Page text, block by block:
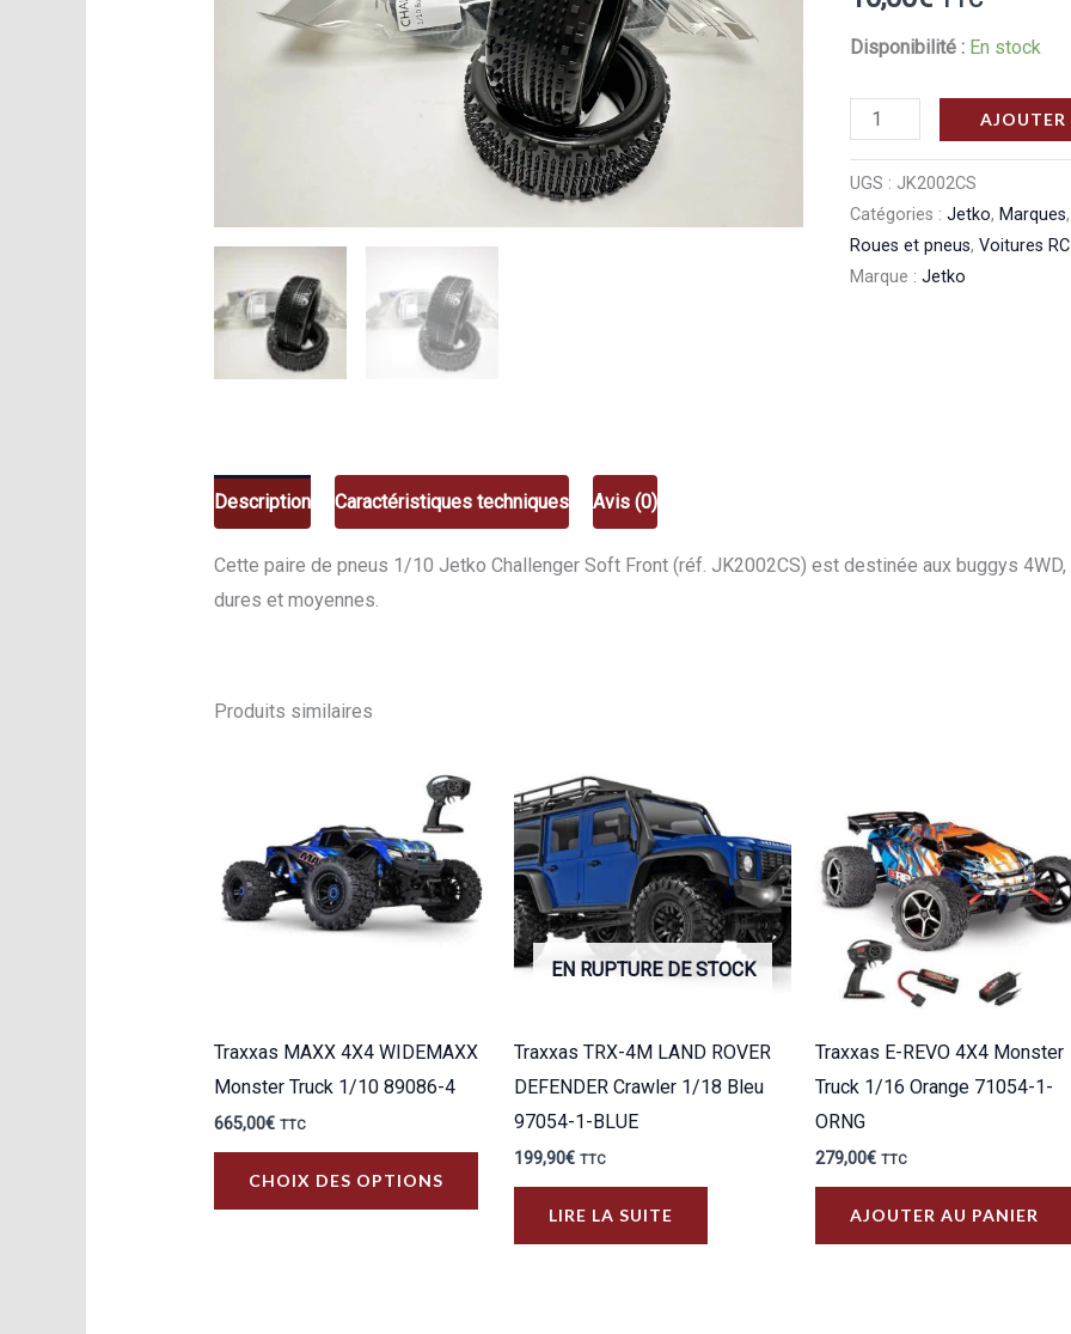
Disponibilité : En stock
quantité
Jetko
Pneus
1/10
Challenger
AJOUTER
UGS : JK2002CS
Catégories :Jetko, Marques
Roues et pneus,Voitures RC
Marque :Jetko
Description Caractéristiques techniques Avis (0)
Cette paire de pneus 1/10 Jetko Challenger Soft Front (réf. JK2002CS) est destinée aux buggys
dures et moyennes.
Produits similaires
Traxxas MAXX 4X4 WIDEMAXX
Monster Truck 1/10 89086-4
665,00€ TTC
CHOIX DES OPTIONS
EN RUPTURE DE STOCK
Traxxas TRX-4M LAND ROVER
DEFENDER Crawler 1/18 Bleu
97054-1-BLUE
199,90€ TTC
LIRE LA SUITE
Traxxas E-REVO 4X4 Monster
Truck 1/16 Orange 71054-1-
ORNG
279,00€ TTC
AJOUTER AU PANIER